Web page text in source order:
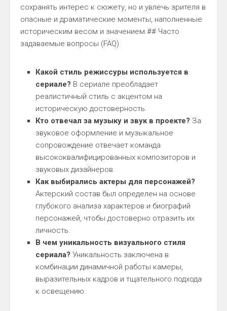
сохранять интерес к сюжету, но и увлечь зрителя в
опасные и драматические моменты, наполненные
историческим весом и значением.## Часто
задаваемые вопросы (FAQ)
Какой стиль режиссуры используется в
сериале? В сериале преобладает
реалистичный стиль с акцентом на
историческую достоверность.
Кто отвечал за музыку и звук в проекте? За
звуковое оформление и музыкальное
сопровождение отвечает команда
высококвалифицированных композиторов и
звуковых дизайнеров.
Как выбирались актеры для персонажей?
Актерский состав был определен на основе
глубокого анализа характеров и биографий
персонажей, чтобы достоверно отразить их
личность.
В чем уникальность визуального стиля
сериала? Уникальность заключена в
комбинации динамичной работы камеры,
выразительных кадров и тщательного подхода
к освещению.